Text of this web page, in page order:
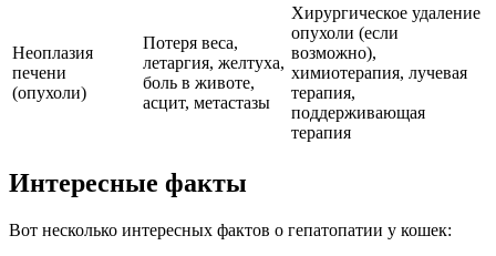
Неоплазия
печени
(опухоли)
Потеря веса,
летаргия, желтуха,
боль в животе,
асцит, метастазы
Хирургическое удаление
опухоли (если
возможно),
химиотерапия, лучевая
терапия,
поддерживающая
терапия
Интересные факты
Вот несколько интересных фактов о гепатопатии у кошек: